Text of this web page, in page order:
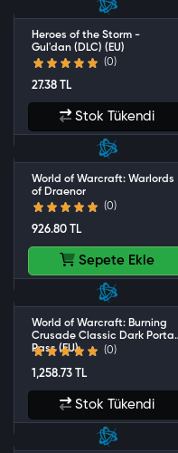
Heroes of the Storm -
Gul'dan (DLC) (EU)
(0)
27.38 TL
Stok Tükendi
World of Warcraft: Warlords
of Draenor
(0)
926.80 TL
Sepete Ekle
World of Warcraft: Burning
Crusade Classic Dark Portal
Pass (EU)
(0)
1,258.73 TL
Stok Tükendi